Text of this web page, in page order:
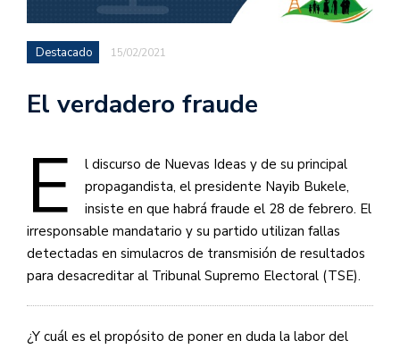
Destacado 15/02/2021
El verdadero fraude
E
l discurso de Nuevas Ideas y de su principal
propagandista, el presidente Nayib Bukele,
insiste en que habrá fraude el 28 de febrero. El
irresponsable mandatario y su partido utilizan fallas
detectadas en simulacros de transmisión de resultados
para desacreditar al Tribunal Supremo Electoral (TSE).
¿Y cuál es el propósito de poner en duda la labor del